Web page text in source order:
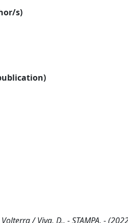
s)
/ Viva, D.. - STAMPA. -